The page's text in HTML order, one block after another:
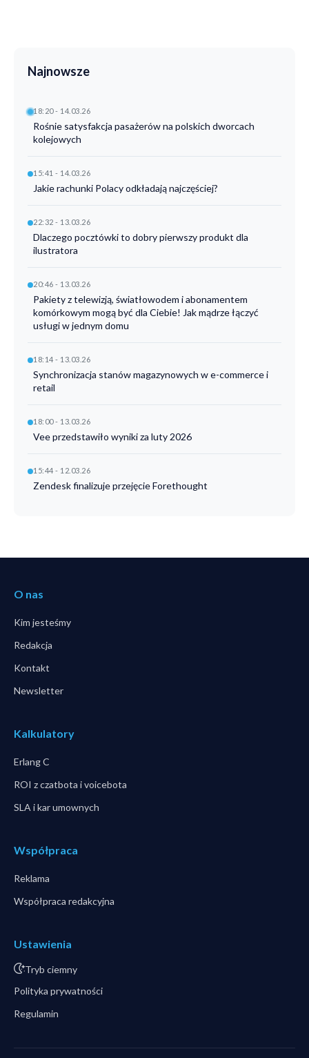
Najnowsze
18:20 - 14.03.26
Rośnie satysfakcja pasażerów na polskich dworcach
kolejowych
15:41 - 14.03.26
Jakie rachunki Polacy odkładają najczęściej?
22:32 - 13.03.26
Dlaczego pocztówki to dobry pierwszy produkt dla
ilustratora
20:46 - 13.03.26
Pakiety z telewizją, światłowodem i abonamentem
komórkowym mogą być dla Ciebie! Jak mądrze łączyć
usługi w jednym domu
18:14 - 13.03.26
Synchronizacja stanów magazynowych w e-commerce i
retail
18:00 - 13.03.26
Vee przedstawiło wyniki za luty 2026
15:44 - 12.03.26
Zendesk finalizuje przejęcie Forethought
O nas
Kim jesteśmy
Redakcja
Kontakt
Newsletter
Kalkulatory
Erlang C
ROI z czatbota i voicebota
SLA i kar umownych
Współpraca
Reklama
Współpraca redakcyjna
Ustawienia
Tryb ciemny
Polityka prywatności
Regulamin